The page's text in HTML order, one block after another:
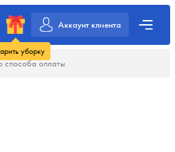
уборку
Аккаунт клиента
способа оплаты